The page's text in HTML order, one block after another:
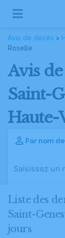
Avis de décès >
Roselle
Avis
Saint-
Haute-
Par nom
Liste des
Saint-
jours